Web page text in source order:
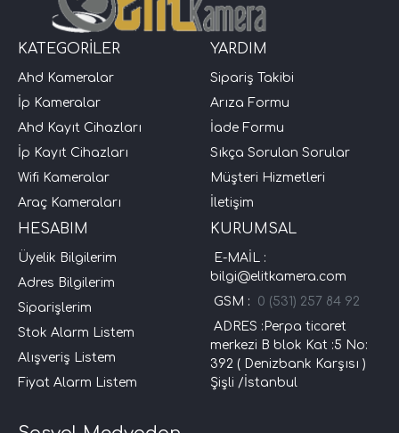
KATEGORİLER
Ahd Kameralar
İp Kameralar
Ahd Kayıt Cihazları
İp Kayıt Cihazları
Wifi Kameralar
Araç Kameraları
YARDIM
Sipariş Takibi
Arıza Formu
İade Formu
Sıkça Sorulan Sorular
Müşteri Hizmetleri
İletişim
HESABIM
Üyelik Bilgilerim
Adres Bilgilerim
Siparişlerim
Stok Alarm Listem
Alışveriş Listem
Fiyat Alarm Listem
KURUMSAL
E-MAİL :
bilgi@elitkamera.com
GSM : 0 (531) 257 84 92
ADRES :Perpa ticaret
merkezi B blok Kat :5 No:
392 ( Denizbank Karşısı )
Şişli /İstanbul